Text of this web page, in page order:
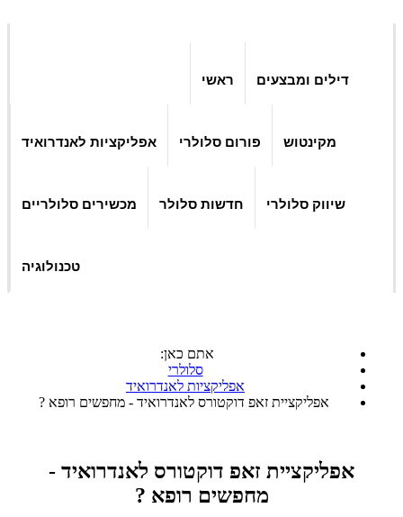
ראשי דילים ומבצעים
אפליקציות לאנדרואיד פורום סלולרי מקינטוש
מכשירים סלולריים חדשות סלולר שיווק סלולרי
טכנולוגיה
אתם כאן:
סלולרי
אפליקציות לאנדרואיד
אפליקציית זאפ דוקטורס לאנדרואיד - מחפשים רופא ?
אפליקציית זאפ דוקטורס לאנדרואיד -
מחפשים רופא ?